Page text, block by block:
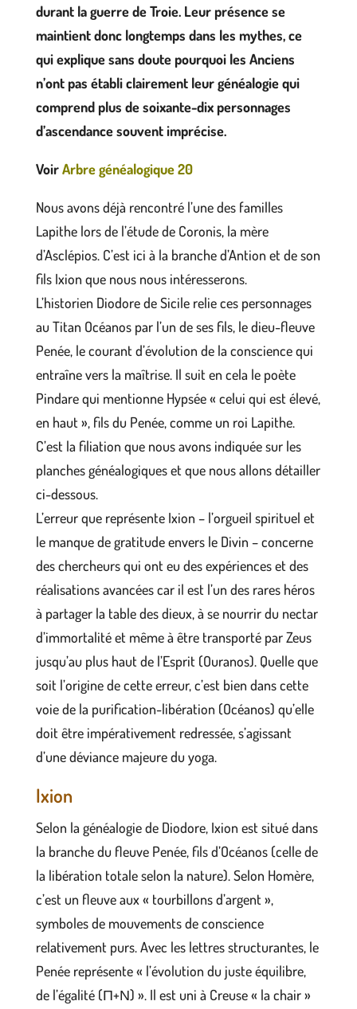
durant la guerre de Troie. Leur présence se
maintient donc longtemps dans les mythes, ce
qui explique sans doute pourquoi les Anciens
n’ont pas établi clairement leur généalogie qui
comprend plus de soixante-dix personnages
d’ascendance souvent imprécise.
VoirArbre généalogique 20
Nous avons déjà rencontré l’une des familles
Lapithe lors de l’étude de Coronis, la mère
d’Asclépios. C’est ici à la branche d’Antion et de son
fils Ixion que nous nous intéresserons.
L’historien Diodore de Sicile relie ces personnages
au Titan Océanos par l’un de ses fils, le dieu-fleuve
Penée, le courant d’évolution de la conscience qui
entraîne vers la maîtrise. Il suit en cela le poète
Pindare qui mentionne Hypsée « celui qui est élevé,
en haut », fils du Penée, comme un roi Lapithe.
C’est la filiation que nous avons indiquée sur les
planches généalogiques et que nous allons détailler
ci-dessous.
L’erreur que représente Ixion – l’orgueil spirituel et
le manque de gratitude envers le Divin – concerne
des chercheurs qui ont eu des expériences et des
réalisations avancées car il est l’un des rares héros
à partager la table des dieux, à se nourrir du nectar
d’immortalité et même à être transporté par Zeus
jusqu’au plus haut de l’Esprit (Ouranos). Quelle que
soit l’origine de cette erreur, c’est bien dans cette
voie de la purification-libération (Océanos) qu’elle
doit être impérativement redressée, s’agissant
d’une déviance majeure du yoga.
Ixion
Selon la généalogie de Diodore, Ixion est situé dans
la branche du fleuve Penée, fils d’Océanos (celle de
la libération totale selon la nature). Selon Homère,
c’est un fleuve aux « tourbillons d’argent »,
symboles de mouvements de conscience
relativement purs. Avec les lettres structurantes, le
Penée représente « l’évolution du juste équilibre,
de l’égalité (Π+Ν) ». Il est uni à Creuse « la chair »